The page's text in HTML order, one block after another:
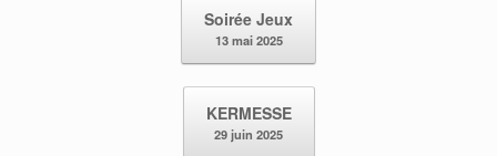
Soirée Jeux
13 mai 2025
KERMESSE
29 juin 2025